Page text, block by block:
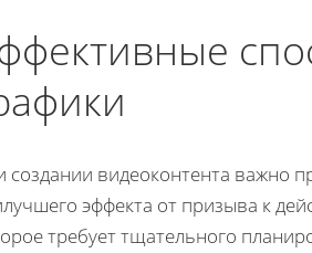
создании видеоконтента важно
эффекта от призыва к
требует тщательного